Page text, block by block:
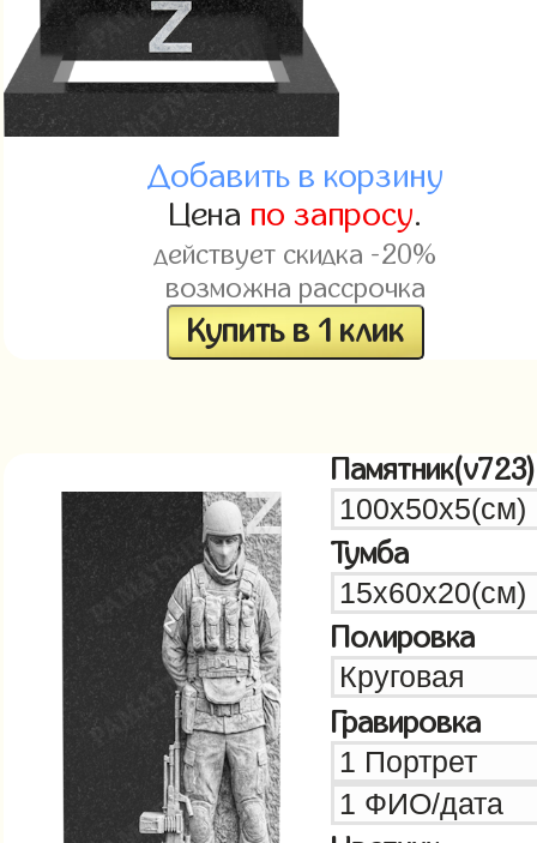
Добавить в корзину
Цена по запросу.
действует скидка -20%
возможна рассрочка
Купить в 1 клик
Памятник(v723)
Тумба
Полировка
Гравировка